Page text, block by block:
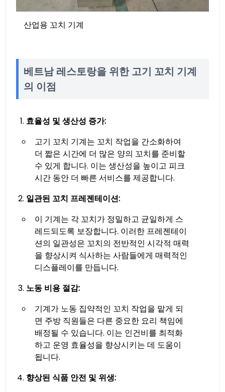
산업용 꼬치 기계
베트남 레스토랑을 위한 고기 꼬치 기계
의 이점
효율성 및 생산성 증가:
고기 꼬치 기계는 꼬치 작업을 간소화하여
더 짧은 시간에 더 많은 양의 꼬치를 준비할
수 있게 합니다. 이는 생산성을 높이고 피크
시간 동안 더 빠른 서비스를 제공합니다.
일관된 꼬치 프레젠테이션:
이 기계는 각 꼬치가 정밀하고 균일하게 스
레드되도록 보장합니다. 이러한 프레젠테이
션의 일관성은 꼬치의 전반적인 시각적 매력
을 향상시켜 식사하는 사람들에게 매력적인
디스플레이를 만듭니다.
노동 비용 절감:
기계가 노동 집약적인 꼬치 작업을 맡게 되
면 주방 직원들은 다른 중요한 요리 책임에
배정될 수 있습니다. 이는 인건비를 최적화
하고 운영 효율성을 향상시키는 데 도움이
됩니다.
향상된 식품 안전 및 위생: